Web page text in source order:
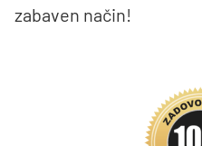
zabaven način!